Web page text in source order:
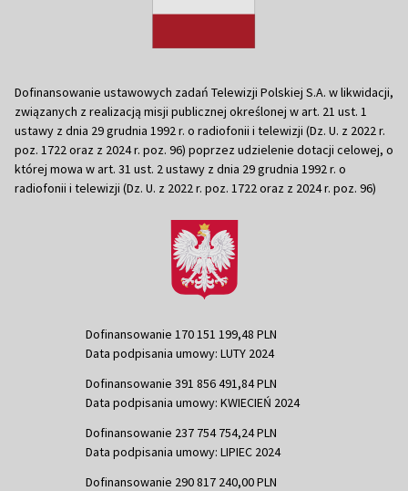
Dofinansowanie ustawowych zadań Telewizji Polskiej S.A. w likwidacji,
związanych z realizacją misji publicznej określonej w art. 21 ust. 1
ustawy z dnia 29 grudnia 1992 r. o radiofonii i telewizji (Dz. U. z 2022 r.
poz. 1722 oraz z 2024 r. poz. 96) poprzez udzielenie dotacji celowej, o
której mowa w art. 31 ust. 2 ustawy z dnia 29 grudnia 1992 r. o
radiofonii i telewizji (Dz. U. z 2022 r. poz. 1722 oraz z 2024 r. poz. 96)
Dofinansowanie 170 151 199,48 PLN
Data podpisania umowy: LUTY 2024
Dofinansowanie 391 856 491,84 PLN
Data podpisania umowy: KWIECIEŃ 2024
Dofinansowanie 237 754 754,24 PLN
Data podpisania umowy: LIPIEC 2024
Dofinansowanie 290 817 240,00 PLN